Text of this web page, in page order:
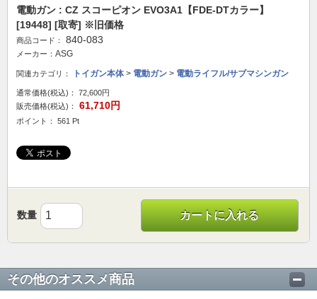
電動ガン : CZ スコーピオン EVO3A1【FDE-DTカラー】
[19448] [取寄] ※旧価格
商品コード： 840-083
メーカー： ASG
関連カテゴリ： トイガン本体> 電動ガン > 電動ライフル/サブマシンガン
通常価格(税込)：
72,600円
販売価格(税込)：
61,710円
ポイント： 561 Pt
数量 カートに入れる
その他のオススメ商品